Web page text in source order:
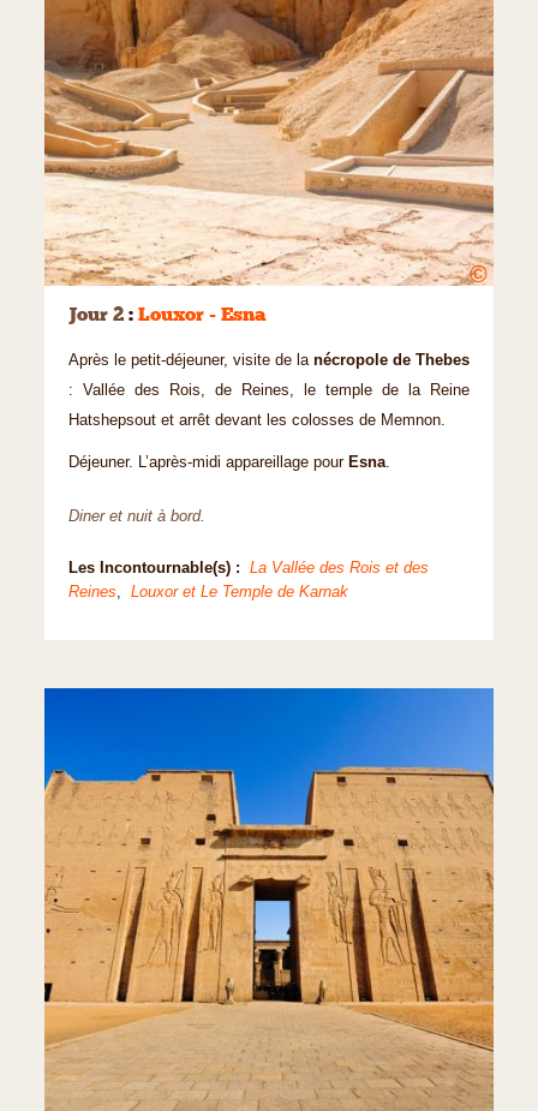
©
Jour 2 : Louxor - Esna
Après le petit-déjeuner, visite de la nécropole de Thebes
: Vallée des Rois, de Reines, le temple de la Reine
Hatshepsout et arrêt devant les colosses de Memnon.
Déjeuner. L’après-midi appareillage pour Esna.
Diner et nuit à bord.
Les Incontournable(s) :
La Vallée des Rois et des
Reines, Louxor et Le Temple de Karnak